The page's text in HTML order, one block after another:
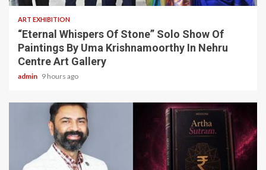
ART EXHIBITION
“Eternal Whispers Of Stone” Solo Show Of
Paintings By Uma Krishnamoorthy In Nehru
Centre Art Gallery
admin 9 hours ago